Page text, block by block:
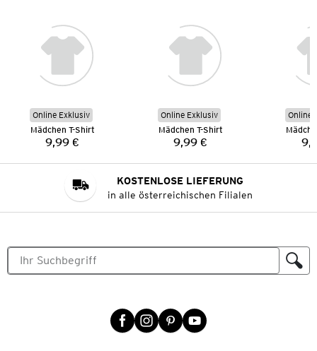
Online Exklusiv
Mädchen T-Shirt
Preis:
9,99 €
Online Exklusiv
Mädchen T-Shirt
Preis:
9,99 €
Online
KOSTENLOSE LIEFERUNG
in alle österreichischen Filialen